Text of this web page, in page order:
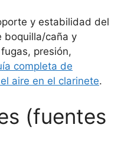
y estabilidad del
boquilla/caña y
presión,
completa de
aire en el clarinete.
(fuentes